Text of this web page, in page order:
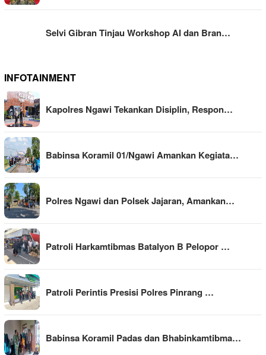
Selvi Gibran Tinjau Workshop AI dan Bran…
INFOTAINMENT
Kapolres Ngawi Tekankan Disiplin, Respon…
Babinsa Koramil 01/Ngawi Amankan Kegiata…
Polres Ngawi dan Polsek Jajaran, Amankan…
Patroli Harkamtibmas Batalyon B Pelopor …
Patroli Perintis Presisi Polres Pinrang …
Babinsa Koramil Padas dan Bhabinkamtibma…